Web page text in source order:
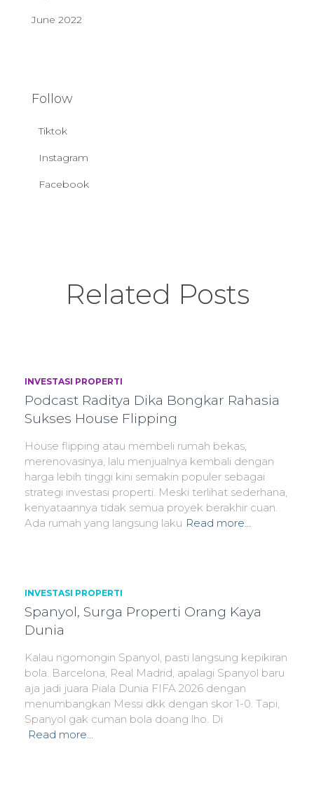
June 2022
Follow
Tiktok
Instagram
Facebook
Related Posts
INVESTASI PROPERTI
Podcast Raditya Dika Bongkar Rahasia
Sukses House Flipping
House flipping atau membeli rumah bekas,
merenovasinya, lalu menjualnya kembali dengan
harga lebih tinggi kini semakin populer sebagai
strategi investasi properti. Meski terlihat sederhana,
kenyataannya tidak semua proyek berakhir cuan.
Ada rumah yang langsung laku Read more…
INVESTASI PROPERTI
Spanyol, Surga Properti Orang Kaya
Dunia
Kalau ngomongin Spanyol, pasti langsung kepikiran
bola. Barcelona, Real Madrid, apalagi Spanyol baru
aja jadi juara Piala Dunia FIFA 2026 dengan
menumbangkan Messi dkk dengan skor 1-0. Tapi,
Spanyol gak cuman bola doang lho. Di
Read more…